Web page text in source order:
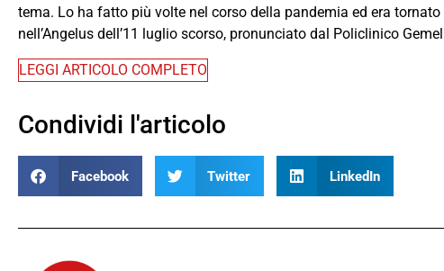
tema. Lo ha fatto più volte nel corso della pandemia ed era
nell’Angelus dell’11 luglio scorso, pronunciato dal Policlinico
LEGGI ARTICOLO COMPLETO
Condividi l'articolo
Facebook Twitter LinkedIn